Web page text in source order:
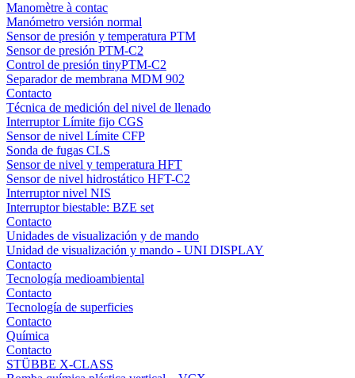
Manomètre à contac
Manómetro versión normal
Sensor de presión y temperatura PTM
Sensor de presión PTM-C2
Control de presión tinyPTM-C2
Separador de membrana MDM 902
Contacto
Técnica de medición del nivel de llenado
Interruptor Límite fijo CGS
Sensor de nivel Límite CFP
Sonda de fugas CLS
Sensor de nivel y temperatura HFT
Sensor de nivel hidrostático HFT-C2
Interruptor nivel NIS
Interruptor biestable: BZE set
Contacto
Unidades de visualización y de mando
Unidad de visualización y mando - UNI DISPLAY
Contacto
Tecnología medioambiental
Contacto
Tecnología de superficies
Contacto
Química
Contacto
STÜBBE X-CLASS